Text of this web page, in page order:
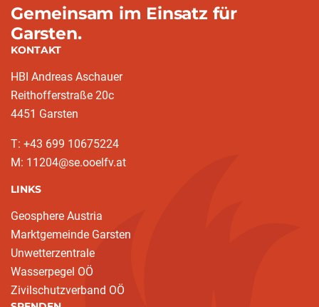
Gemeinsam im Einsatz für
Garsten.
KONTAKT
HBI Andreas Aschauer
Reithofferstraße 20c
4451 Garsten
T: ‭+43 699 10675224‬
M: 11204@se.ooelfv.at
LINKS
Geosphere Austria
Marktgemeinde Garsten
Unwetterzentrale
Wasserpegel OÖ
Zivilschutzverband OÖ